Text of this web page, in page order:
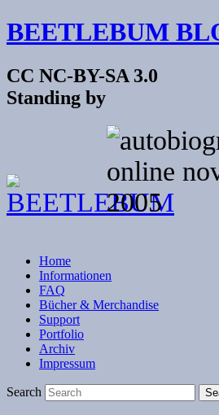
BEETLEBUM
CC NC-BY-SA 3.0
Standing by
Home
Informationen
FAQ
Bücher & Merchandise
Support
Portfolio
Archiv
Impressum
Search